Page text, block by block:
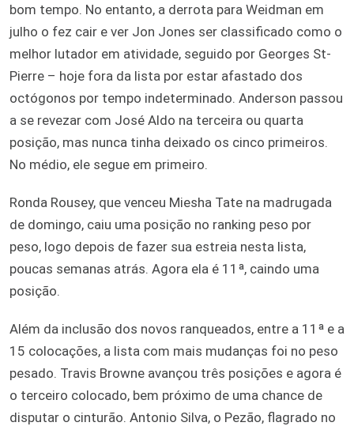
bom tempo. No entanto, a derrota para Weidman em
julho o fez cair e ver Jon Jones ser classificado como o
melhor lutador em atividade, seguido por Georges St-
Pierre – hoje fora da lista por estar afastado dos
octógonos por tempo indeterminado. Anderson passou
a se revezar com José Aldo na terceira ou quarta
posição, mas nunca tinha deixado os cinco primeiros.
No médio, ele segue em primeiro.
Ronda Rousey, que venceu Miesha Tate na madrugada
de domingo, caiu uma posição no ranking peso por
peso, logo depois de fazer sua estreia nesta lista,
poucas semanas atrás. Agora ela é 11ª, caindo uma
posição.
Além da inclusão dos novos ranqueados, entre a 11ª e a
15 colocações, a lista com mais mudanças foi no peso
pesado. Travis Browne avançou três posições e agora é
o terceiro colocado, bem próximo de uma chance de
disputar o cinturão. Antonio Silva, o Pezão, flagrado no